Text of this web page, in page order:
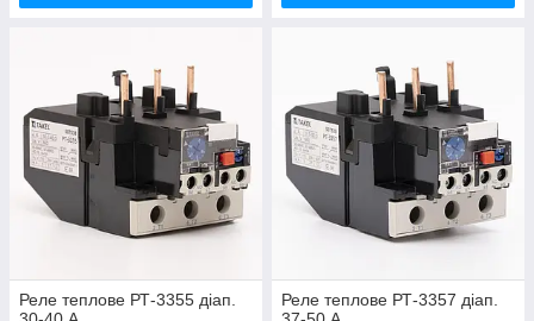
Реле теплове РТ-3355 діап.
Реле теплове РТ-3357 діап.